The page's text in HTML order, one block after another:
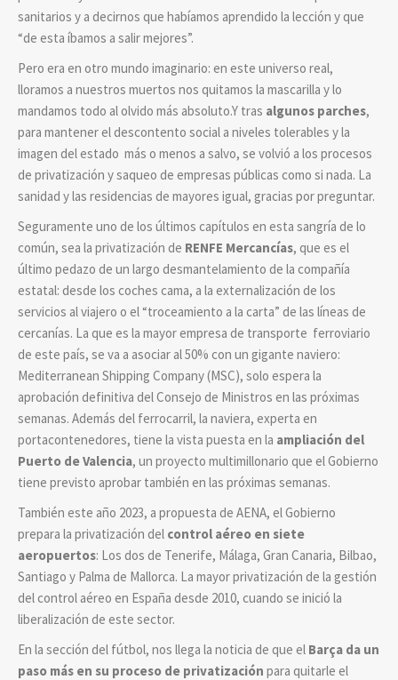
sanitarios y a decirnos que habíamos aprendido la lección y que
“de esta íbamos a salir mejores”.
Pero era en otro mundo imaginario: en este universo real,
lloramos a nuestros muertos nos quitamos la mascarilla y lo
mandamos todo al olvido más absoluto.Y tras algunos parches,
para mantener el descontento social a niveles tolerables y la
imagen del estado más o menos a salvo, se volvió a los procesos
de privatización y saqueo de empresas públicas como si nada. La
sanidad y las residencias de mayores igual, gracias por preguntar.
Seguramente uno de los últimos capítulos en esta sangría de lo
común, sea la privatización de RENFE Mercancías, que es el
último pedazo de un largo desmantelamiento de la compañía
estatal: desde los coches cama, a la externalización de los
servicios al viajero o el “troceamiento a la carta” de las líneas de
cercanías. La que es la mayor empresa de transporte ferroviario
de este país, se va a asociar al 50% con un gigante naviero:
Mediterranean Shipping Company (MSC), solo espera la
aprobación definitiva del Consejo de Ministros en las próximas
semanas. Además del ferrocarril, la naviera, experta en
portacontenedores, tiene la vista puesta en la ampliación del
Puerto de Valencia, un proyecto multimillonario que el Gobierno
tiene previsto aprobar también en las próximas semanas.
También este año 2023, a propuesta de AENA, el Gobierno
prepara la privatización del control aéreo en siete
aeropuertos: Los dos de Tenerife, Málaga, Gran Canaria, Bilbao,
Santiago y Palma de Mallorca. La mayor privatización de la gestión
del control aéreo en España desde 2010, cuando se inició la
liberalización de este sector.
En la sección del fútbol, nos llega la noticia de que el Barça da un
paso más en su proceso de privatización para quitarle el